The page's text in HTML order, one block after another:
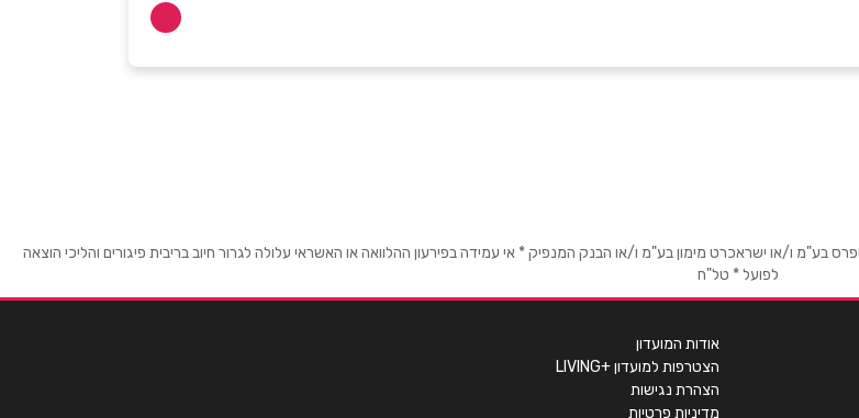
ו/או ישראכרט מימון בע"מ ו/או הבנק המנפיק * אי עמידה בפירעון ההלוואה או האשראי עלולה לגרור חיוב בריבית פיגורים והליכי הוצאה
לפועל * טל"ח
אודות המועדון
הצטרפות למועדון +LIVING
הצהרת נגישות
מדיניות פרטיות